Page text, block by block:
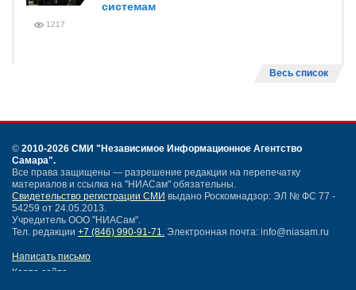
системам
1217
Весь список
© 2010-2026 СМИ "Независимое Информационное Агентство
Самара".
Все права защищены — разрешение редакции на перепечатку
материалов и ссылка на "НИАСам" обязательны.
Свидетельство регистрации СМИ выдано Роскомнадзор: ЭЛ № ФС 77 -
54259 от 24.05.2013.
Учредитель ООО "НИАСам".
Тел. редакции +7 (846) 990-91-71. Электронная почта: info@niasam.ru
Написать письмо
Карта сайта